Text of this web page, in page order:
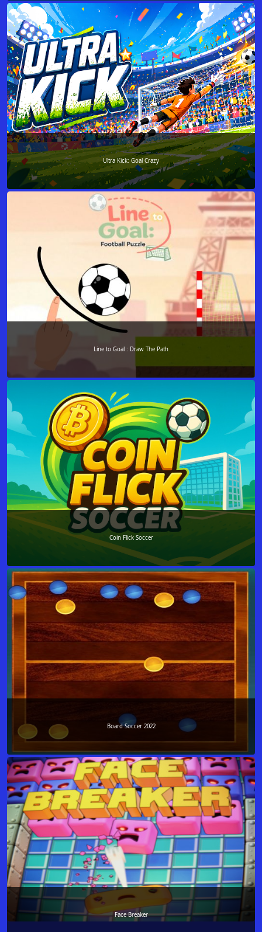
Ultra Kick: Goal Crazy
Line to Goal : Draw The Path
Coin Flick Soccer
Board Soccer 2022
Face Breaker